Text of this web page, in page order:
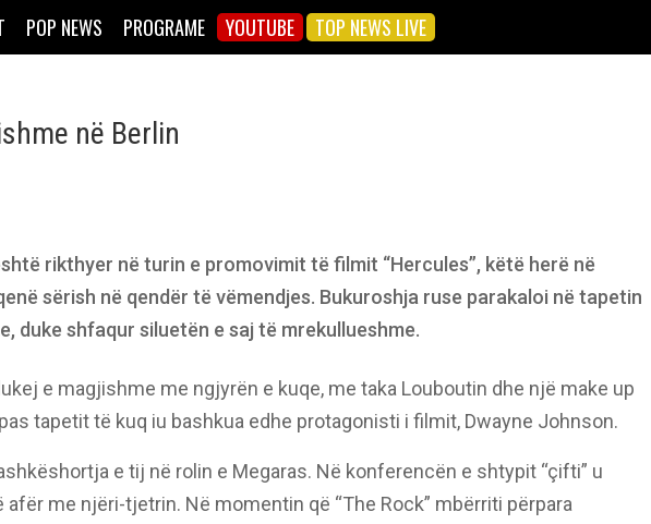
POP NEWS PROGRAME YOUTUBE TOP NEWS LIVE
në Berlin
rikthyer në turin e promovimit të filmit “Hercules”, këtë herë në
sërish në qendër të vëmendjes. Bukuroshja ruse parakaloi në tapetin
duke shfaqur siluetën e saj të mrekullueshme.
e magjishme me ngjyrën e kuqe, me taka Louboutin dhe një make up
tapetit të kuq iu bashkua edhe protagonisti i filmit, Dwayne Johnson.
e tij në rolin e Megaras. Në konferencën e shtypit “çifti” u
me njëri-tjetrin. Në momentin që “The Rock” mbërriti përpara